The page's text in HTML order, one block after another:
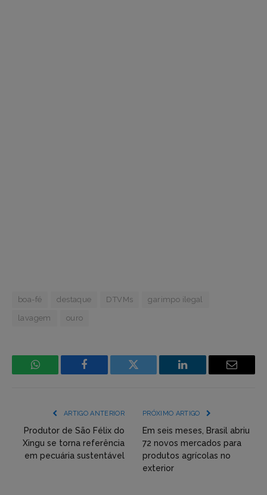
boa-fé destaque DTVMs garimpo ilegal
lavagem ouro
WhatsApp Facebook
Incorpore
(YouTube,
Twitter,
Flickr
etc)
LinkedIn Email
ARTIGO ANTERIOR
Produtor de São Félix do
Xingu se torna referência
em pecuária sustentável
PRÓXIMO ARTIGO
Em seis meses, Brasil abriu
72 novos mercados para
produtos agrícolas no
exterior